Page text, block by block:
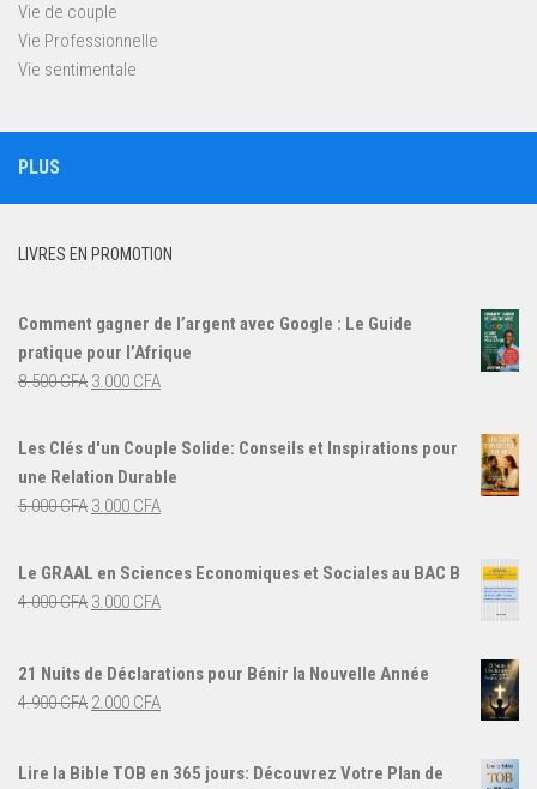
Vie de couple
Vie Professionnelle
Vie sentimentale
PLUS
LIVRES EN PROMOTION
Comment gagner de l’argent avec Google : Le Guide
pratique pour l’Afrique
8.500CFA Le
initial
était :
8.500 CFA.
3.000 CFALe
actuel
est :
Les Clés d'un Couple Solide: Conseils et Inspirations pour
une Relation Durable
5.000CFA Le
initial
était :
3.000 CFALe
actuel
Le GRAAL en Sciences Economiques et Sociales au BAC B
4.000CFA Le
4.000 CFA.
3.000 CFALe
3.000 CFA.
21 Nuits de Déclarations pour Bénir la Nouvelle Année
4.900CFA Le
2.000 CFA
Lire la Bible TOB en 365 jours: Découvrez Votre Plan de